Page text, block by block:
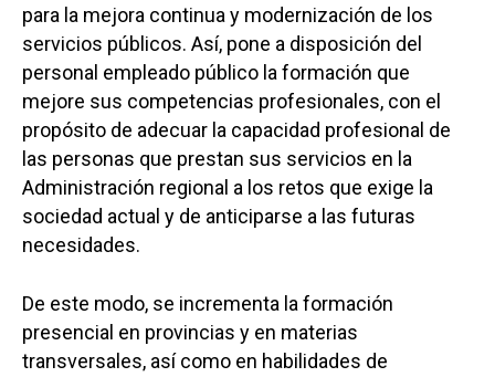
para la mejora continua y modernización de los
servicios públicos. Así, pone a disposición del
personal empleado público la formación que
mejore sus competencias profesionales, con el
propósito de adecuar la capacidad profesional de
las personas que prestan sus servicios en la
Administración regional a los retos que exige la
sociedad actual y de anticiparse a las futuras
necesidades.
De este modo, se incrementa la formación
presencial en provincias y en materias
transversales, así como en habilidades de